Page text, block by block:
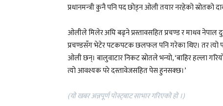
प्रधानमन्‍त्री कुनै पनि पद छोड्न ओली तयार नरहेको स्रोतको
ओलीले मिलेर अघि बढ्ने प्रस्तावसहित प्रचण्ड र माधव
प्रचण्डसँग भेटेर पटकपटक छलफल पनि गरेका थिए। तर त्यो
ओली छन्। बालुवाटार निकट स्रोतले भन्यो, ‘बाहिर हल्ला
त्यो आवश्यक परे दस्तावेजसहित पेस हुनसक्छ।’
(याे खबर अन्नपूर्ण पाेस्ट्बाट साभार गरिएकाे हाे ।)